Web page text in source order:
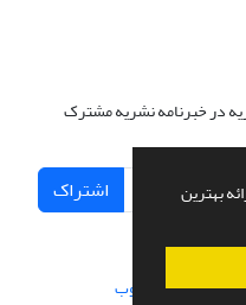
بهترین
در خبرنامه نشریه مشترک
اشتراک
سازی از سیناوب